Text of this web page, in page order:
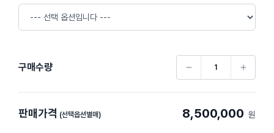
구매수량
판매가격 (선택옵션별매) 8,500,000 원